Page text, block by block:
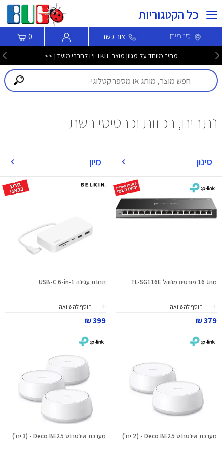
כל הקטגוריות
סניפים צור קשר 0
מחיר מיוחד על מגוון מוצרי PETKIT לחברי מועדון >>
נתבים, רכזות וכרטיסי רשת
סינון מיון
מתג 16 פורטים מנוהל TL-SG116E
הוסף להשוואה
379 ₪
תחנת עגינה USB-C 6-in-1
הוסף להשוואה
399 ₪
מערכת אינטרנט Deco BE25 - (2 יח') מערכת אינטרנט Deco BE25 - (3 יח')